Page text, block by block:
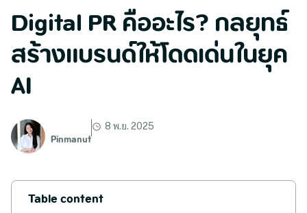
Digital PR คืออะไร? กลยุทธ์
สร้างแบรนด์ให้โดดเด่นในยุค
AI
Pinmanut
8 พ.ย. 2025
Table content